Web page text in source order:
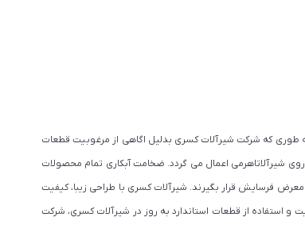
طوری که شرکت شیرآلات کسری بدلیل اگاهی از مرغوبیت قطعات
شیرآلاتاهرمی اعمال می گردد. ضخامت آبکاری تمام محصولات
معرض فرسایش قرار بگیرند. شیرآلات کسری با طراحی زیبا، کیفیت
استفاده از قطعات استاندارد به روز در شیرآلات کسری، شرکت